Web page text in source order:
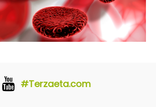
#Terzaeta.com